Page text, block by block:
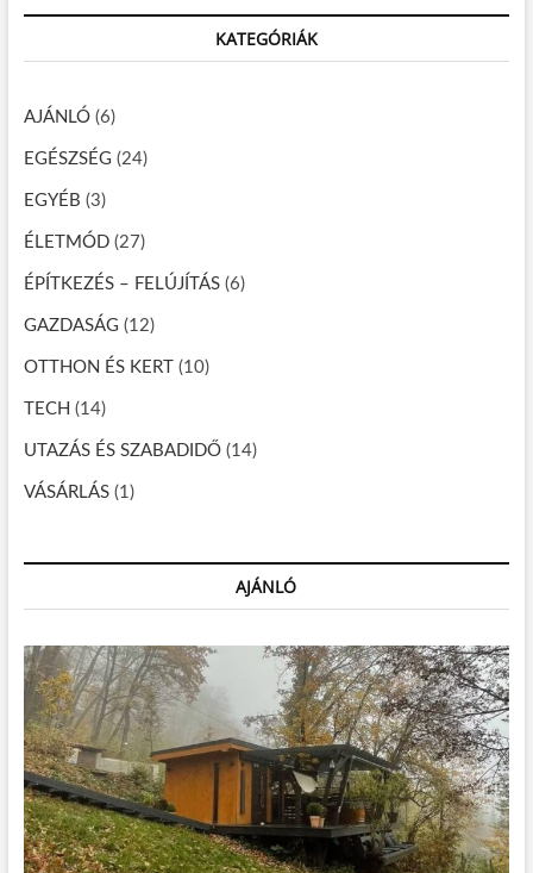
n
a
v
i
g
á
c
i
ó
r
h
KATEGÓRIÁK
AJÁNLÓ(6)
EGÉSZSÉG (24)
EGYÉB (3)
ÉLETMÓD(27)
ÉPÍTKEZÉS – FELÚJÍTÁS(6)
GAZDASÁG (12)
OTTHON ÉS KERT (10)
TECH (14)
UTAZÁS ÉS SZABADIDŐ(14)
VÁSÁRLÁS(1)
AJÁNLÓ